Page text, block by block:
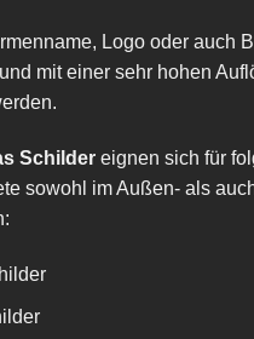
Logo oder auch
mit einer sehr hohen
Schilder eignen sich für
sowohl im Außen- als